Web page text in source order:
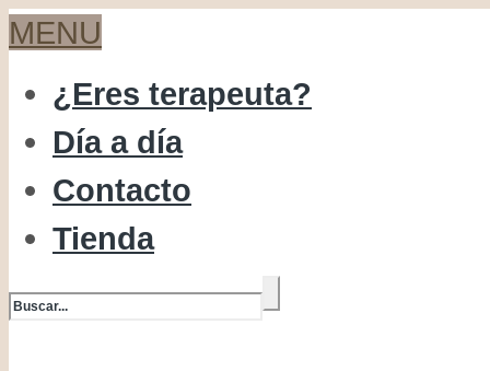
MENU
¿Eres terapeuta?
Día a día
Contacto
Tienda